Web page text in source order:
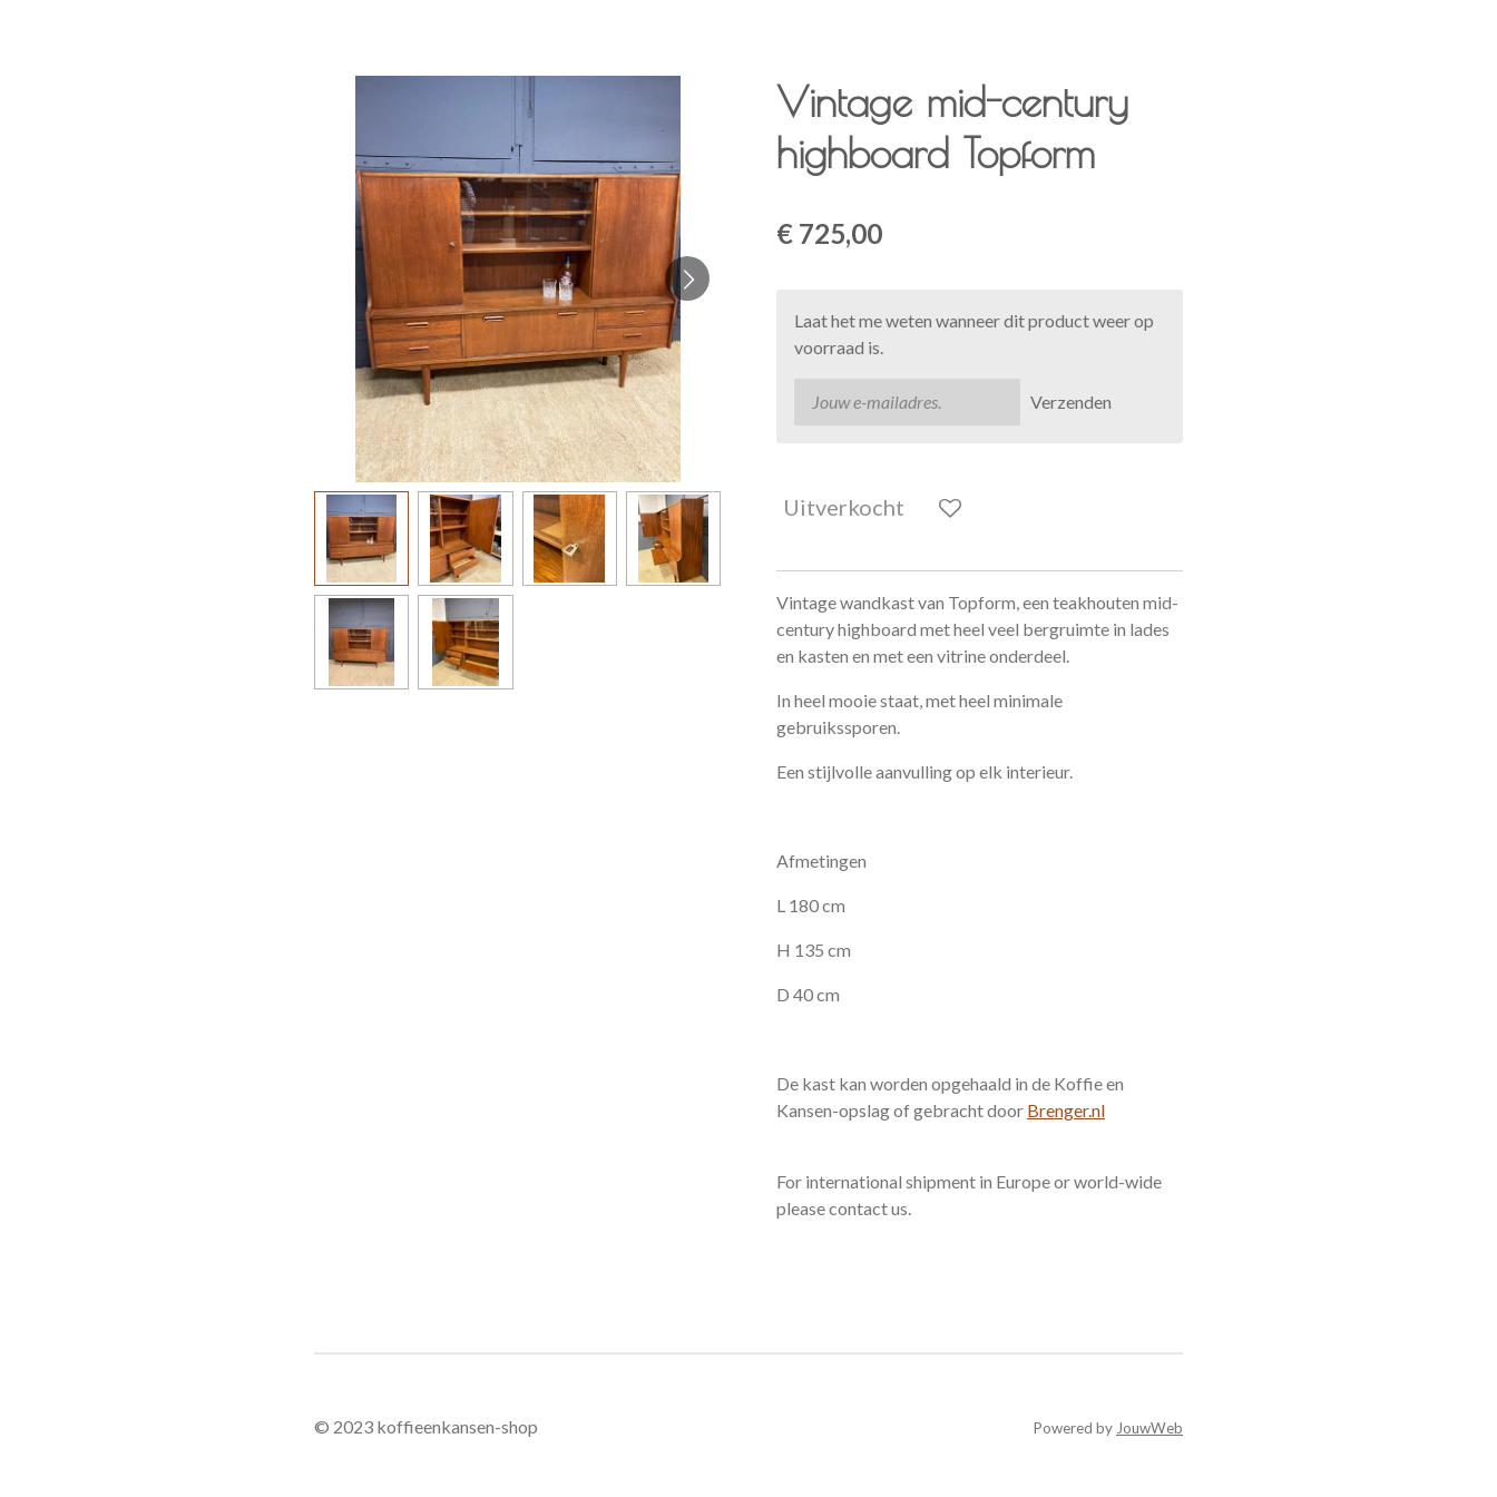
Vintage mid-century
highboard Topform
€ 725,00
Laat het me weten wanneer dit product weer op
voorraad is.
Verzenden
Uitverkocht
Vintage wandkast van Topform, een teakhouten mid-
century highboard met heel veel bergruimte in lades
en kasten en met een vitrine onderdeel.
In heel mooie staat, met heel minimale
gebruikssporen.
Een stijlvolle aanvulling op elk interieur.
Afmetingen
L 180 cm
H 135 cm
D 40 cm
De kast kan worden opgehaald in de Koffie en
Kansen-opslag of gebracht door Brenger.nl
For international shipment in Europe or world-wide
please contact us.
© 2023 koffieenkansen-shop Powered byJouwWeb